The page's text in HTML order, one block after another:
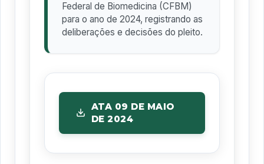
Federal de Biomedicina (CFBM)
para o ano de 2024, registrando as
deliberações e decisões do pleito.
ATA 09 DE MAIO
DE 2024